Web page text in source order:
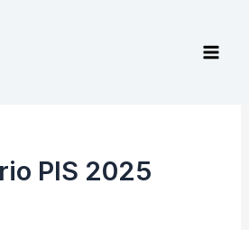
PIS 2025